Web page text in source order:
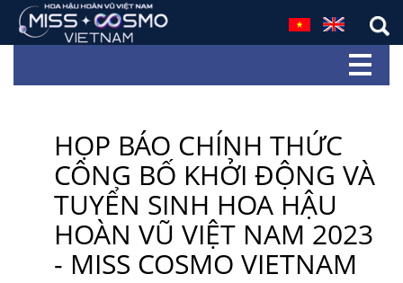
HỌP BÁO CHÍNH THỨC
CÔNG BỐ KHỞI ĐỘNG VÀ
TUYỂN SINH HOA HẬU
HOÀN VŨ VIỆT NAM 2023
- MISS COSMO VIETNAM